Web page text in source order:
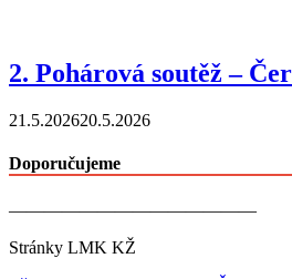
2. Pohárová soutěž –
21.5.202620.5.2026
Doporučujeme
——————————————
Stránky LMK KŽ